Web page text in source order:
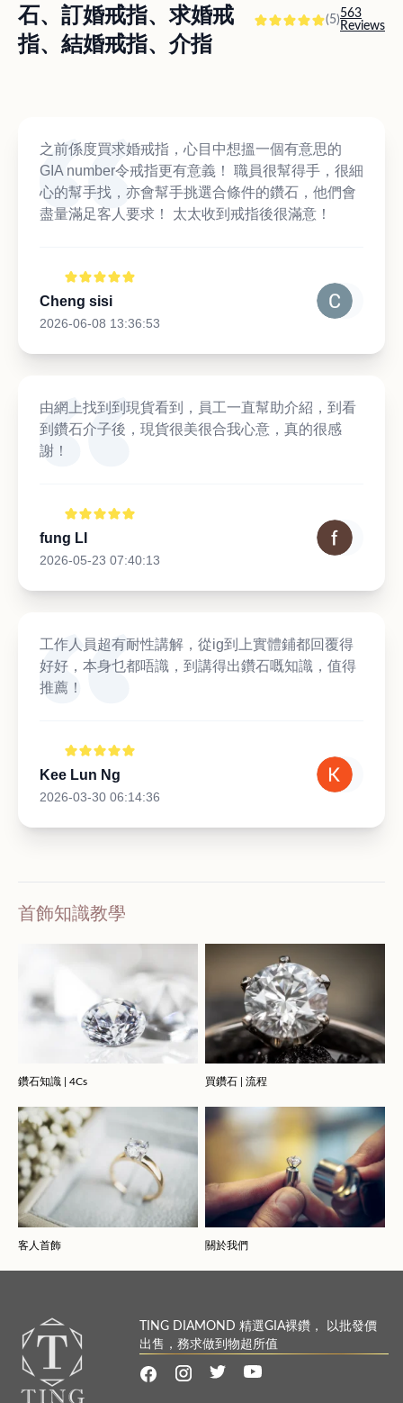
石、訂婚戒指、求婚戒
指、結婚戒指、介指
(5)563
Reviews
之前係度買求婚戒指，心目中想搵一個有意思的
GIA number令戒指更有意義！ 職員很幫得手，很細
心的幫手找，亦會幫手挑選合條件的鑽石，他們會
盡量滿足客人要求！ 太太收到戒指後很滿意！
Cheng sisi
2026-06-08 13:36:53
由網上找到到現貨看到，員工一直幫助介紹，到看
到鑽石介子後，現貨很美很合我心意，真的很感
謝！
fung LI
2026-05-23 07:40:13
工作人員超有耐性講解，從ig到上實體鋪都回覆得
好好，本身乜都唔識，到講得出鑽石嘅知識，值得
推薦！
Kee Lun Ng
2026-03-30 06:14:36
首飾知識教學
鑽石知識 | 4Cs 買鑽石 | 流程
客人首飾 關於我們
TING DIAMOND 精選GIA裸鑽， 以批發價
出售，務求做到物超所值